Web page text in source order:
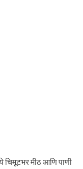
चिमूटभर मीठ आणि पाणी